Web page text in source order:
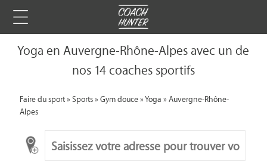
Yoga en Auvergne-Rhône-Alpes avec un de
nos 14 coaches sportifs
Faire du sport»Sports»Gym douce»Yoga»Auvergne-Rhône-
Alpes